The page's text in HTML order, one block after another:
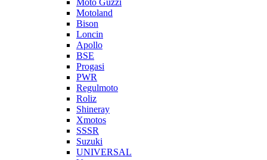
Moto Guzzi
Motoland
Bison
Loncin
Apollo
BSE
Progasi
PWR
Regulmoto
Roliz
Shineray
Xmotos
SSSR
Suzuki
UNIVERSAL